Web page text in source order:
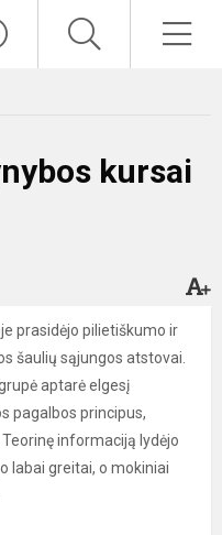
kursai
prasidėjo pilietiškumo ir
šaulių sąjungos atstovai.
aptarė elgesį
pagalbos principus,
informaciją lydėjo
labai greitai, o mokiniai